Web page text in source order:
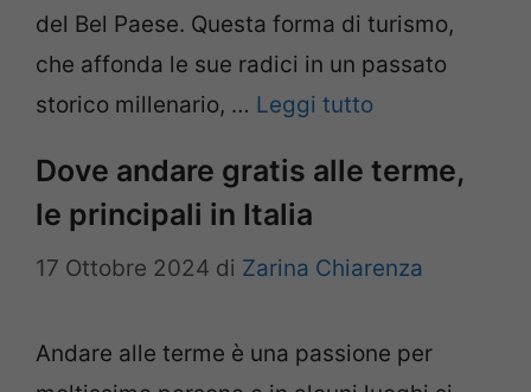
del Bel Paese. Questa forma di turismo,
che affonda le sue radici in un passato
storico millenario, … Leggi tutto
Dove andare gratis alle terme,
le principali in Italia
17 Ottobre 2024 di Zarina Chiarenza
Andare alle terme è una passione per